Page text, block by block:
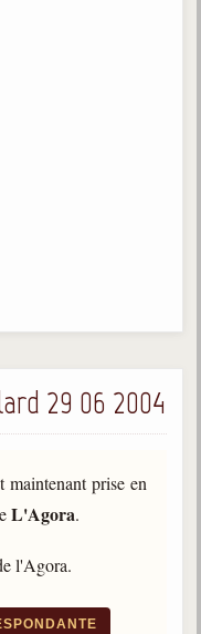
29 06 2004
maintenant prise en
L'Agora.
l'Agora.